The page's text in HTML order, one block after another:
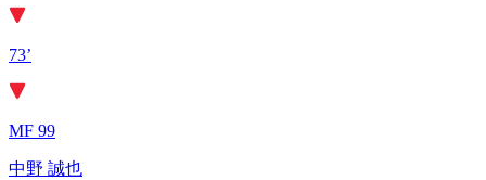
73’
MF 99
中野 誠也